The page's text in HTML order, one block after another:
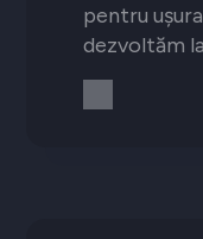
pentru
dezvoltăm